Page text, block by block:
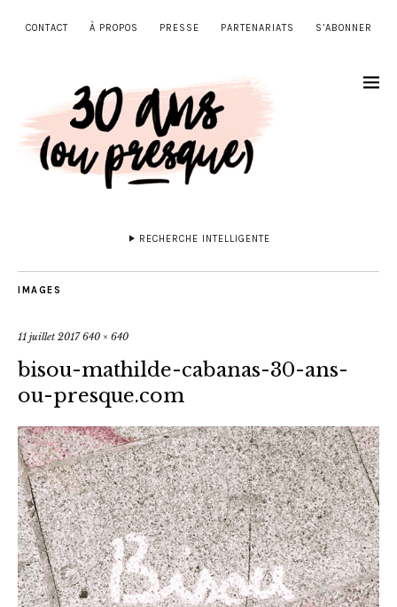
CONTACT À PROPOS PRESSE PARTENARIATS S’ABONNER
RECHERCHE INTELLIGENTE
IMAGES
11 juillet 2017 640 × 640
bisou-mathilde-cabanas-30-ans-
ou-presque.com